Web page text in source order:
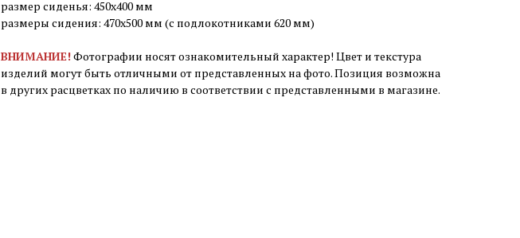
размер сиденья: 450х400 мм
размеры сидения: 470х500 мм (с подлокотниками 620 мм)
ВНИМАНИЕ!Фотографии носят ознакомительный характер! Цвет и текстура
изделий могут быть отличными от представленных на фото. Позиция возможна
в других расцветках по наличию в соответствии с представленными в магазине.